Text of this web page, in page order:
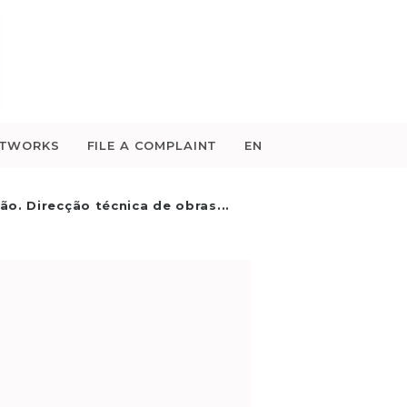
FILE A COMPLAINT EN
Direcção técnica de obras...